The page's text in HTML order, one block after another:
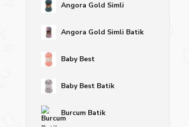
Angora Gold Simli
Angora Gold Simli Batik
Baby Best
Baby Best Batik
Burcum Batik